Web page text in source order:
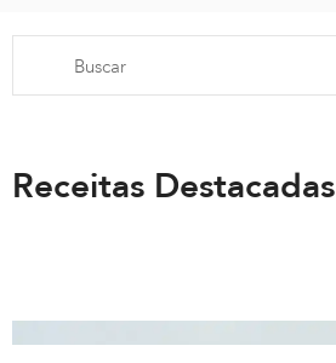
Receitas Destacadas